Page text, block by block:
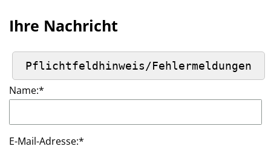
Ihre Nachricht
Name:*
E-Mail-Adresse:*